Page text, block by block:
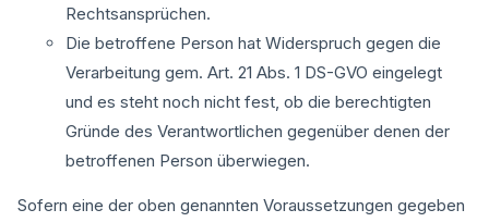
Rechtsansprüchen.
Die betroffene Person hat Widerspruch gegen die
Verarbeitung gem. Art. 21 Abs. 1 DS-GVO eingelegt
und es steht noch nicht fest, ob die berechtigten
Gründe des Verantwortlichen gegenüber denen der
betroffenen Person überwiegen.
Sofern eine der oben genannten Voraussetzungen gegeben